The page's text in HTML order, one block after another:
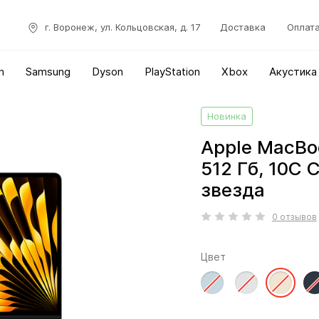
г. Воронеж, ул. Кольцовская, д. 17 Доставка
Samsung Dyson PlayStation Xbox Акустика
Новинка
Apple
512 Гб, 10C
звезда
0 отзывов
Цвет